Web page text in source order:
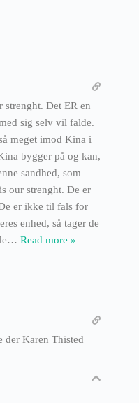
strenght. Det ER en
sig selv vil falde.
meget imod Kina i
bygger på og kan,
sandhed, som
our strenght. De er
er ikke til fals for
enhed, så tager de
… Read more »
der Karen Thisted